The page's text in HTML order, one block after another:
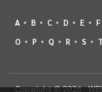
A B C D E F
O
P Q R S T
Copyright © 2026 -